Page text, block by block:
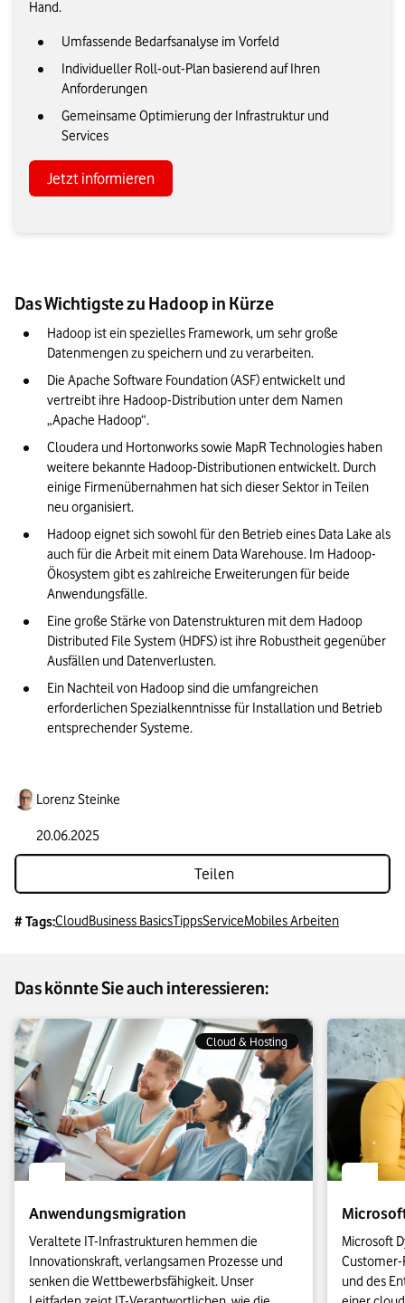
Hand.
Umfassende Bedarfsanalyse im Vorfeld
Individueller Roll-out-Plan basierend auf Ihren
Anforderungen
Gemeinsame Optimierung der Infrastruktur und
Services
Jetzt informieren
Das Wichtigste zu Hadoop in Kürze
Hadoop ist ein spezielles Framework, um sehr große
Datenmengen zu speichern und zu verarbeiten.
Die Apache Software Foundation (ASF) entwickelt und
vertreibt ihre Hadoop-Distribution unter dem Namen
„Apache Hadoop“.
Cloudera und Hortonworks sowie MapR Technologies haben
weitere bekannte Hadoop-Distributionen entwickelt. Durch
einige Firmenübernahmen hat sich dieser Sektor in Teilen
neu organisiert.
Hadoop eignet sich sowohl für den Betrieb eines Data Lake als
auch für die Arbeit mit einem Data Warehouse. Im Hadoop-
Ökosystem gibt es zahlreiche Erweiterungen für beide
Anwendungsfälle.
Eine große Stärke von Datenstrukturen mit dem Hadoop
Distributed File System (HDFS) ist ihre Robustheit gegenüber
Ausfällen und Datenverlusten.
Ein Nachteil von Hadoop sind die umfangreichen
erforderlichen Spezialkenntnisse für Installation und Betrieb
entsprechender Systeme.
Lorenz Steinke
20.06.2025
Teilen
# Tags:CloudBusiness BasicsTippsServiceMobiles Arbeiten
Das könnte Sie auch interessieren:
Cloud & Hosting
Anwendungsmigration
Veraltete IT-Infrastrukturen hemmen die
Innovationskraft, verlangsamen Prozesse und
senken die Wettbewerbsfähigkeit. Unser
Microsoft
Customer-
und des